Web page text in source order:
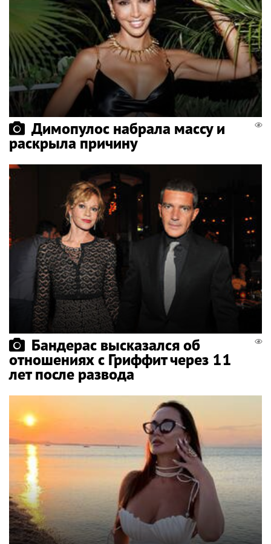
Димопулос набрала массу и
раскрыла причину
Бандерас высказался об
отношениях с Гриффит через 11
лет после развода